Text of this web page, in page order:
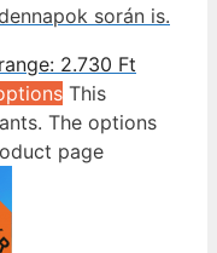
során is.
2.730 Ft
This
The options
page